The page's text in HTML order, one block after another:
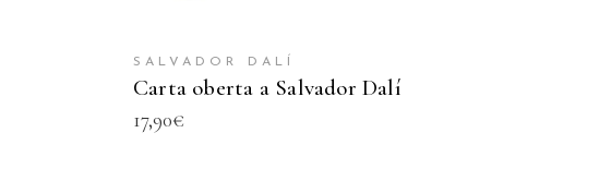
SALVADOR DALÍ
Carta oberta a Salvador Dalí
17,90€